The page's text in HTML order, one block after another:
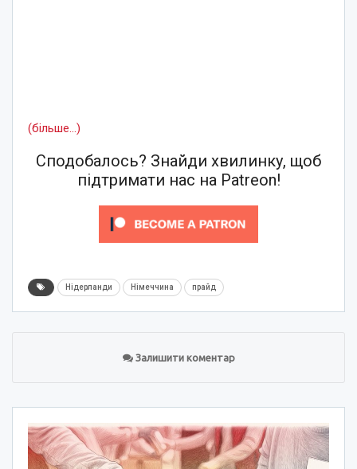
(більше…)
Сподобалось? Знайди хвилинку, щоб
підтримати нас на Patreon!
Нідерланди Німеччина прайд
Залишити коментар